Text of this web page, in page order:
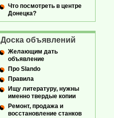
Что посмотреть в центре
Донецка?
Доска объявлений
Желающим дать
объявление
Про Slando
Правила
Ищу литературу, нужны
именно твердые копии
Ремонт, продажа и
восстановление станков